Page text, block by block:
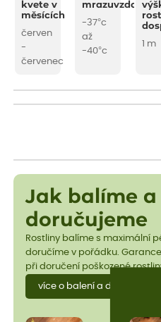
kvete v
měsících
červen
-
červenec
-37°c
až
-40°c
1 m
Jak balíme a
doručujeme
Rostliny balíme s maximální
doručíme v pořádku.
při doručení poškozené
více o balení a dopravě